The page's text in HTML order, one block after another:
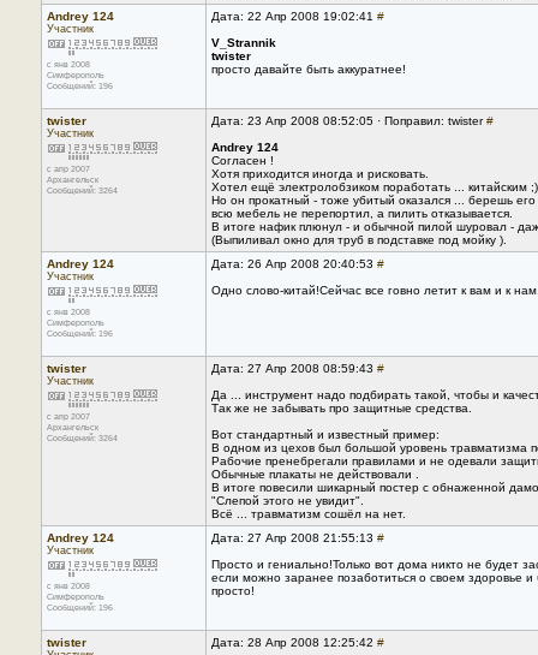
Andrey 124
Участник
с янв 2008
Симферополь
Сообщений: 196
Дата: 22 Апр 2008 19:02:41 #
V_Strannik
twister
просто давайте быть аккуратнее!
twister
Участник
с апр 2007
Архангельск
Сообщений: 3264
Дата: 23 Апр 2008 08:52:05 · Поправил: twister#
Andrey 124
Согласен !
Хотя приходится иногда и рисковать.
Хотел ещё электролобзиком поработать ... китайским
Но он прокатный - тоже убитый оказался ... берешь
всю мебель не перепортил, а пилить отказывается.
В итоге нафик плюнул - и обычной пилой шуровал -
(Выпиливал окно для труб в подставке под мойку ).
Andrey 124
Участник
с янв 2008
Симферополь
Сообщений: 196
Дата: 26 Апр 2008 20:40:53 #
Одно слово-китай!Сейчас все говно летит к вам и к
twister
Участник
с апр 2007
Архангельск
Сообщений: 3264
Дата: 27 Апр 2008 08:59:43 #
Да ... инструмент надо подбирать такой, чтобы и
Так же не забывать про защитные средства.
Вот стандартный и известный пример:
В одном из цехов был большой уровень травматизма
Рабочие пренебрегали правилами и не одевали
Обычные плакаты не действовали .
В итоге повесили шикарный постер с обнаженной
"Слепой этого не увидит".
Всё ... травматизм сошёл на нет.
Andrey 124
Участник
с янв 2008
Симферополь
Сообщений: 196
Дата: 27 Апр 2008 21:55:13 #
Просто и гениально!Только вот дома никто не будет
если можно заранее позаботиться о своем здоровье
просто!
twister Дата: 28 Апр 2008 12:25:42 #